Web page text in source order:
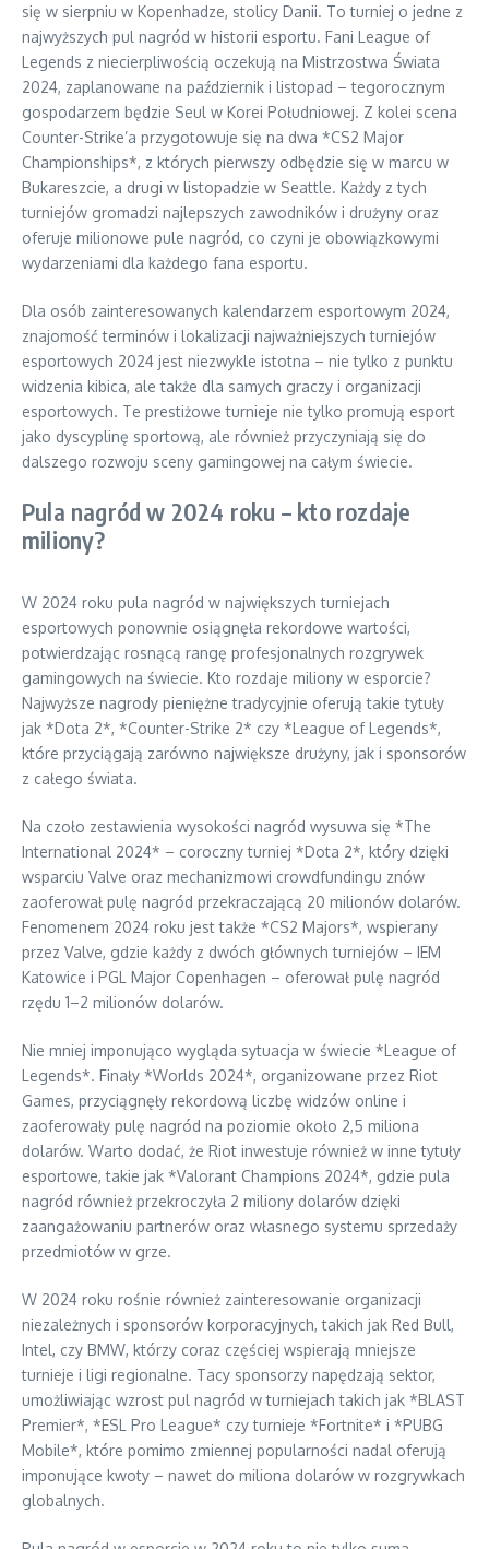
się w sierpniu w Kopenhadze, stolicy Danii. To turniej o jedne z
najwyższych pul nagród w historii esportu. Fani League of
Legends z niecierpliwością oczekują na Mistrzostwa Świata
2024, zaplanowane na październik i listopad – tegorocznym
gospodarzem będzie Seul w Korei Południowej. Z kolei scena
Counter-Strike’a przygotowuje się na dwa *CS2 Major
Championships*, z których pierwszy odbędzie się w marcu w
Bukareszcie, a drugi w listopadzie w Seattle. Każdy z tych
turniejów gromadzi najlepszych zawodników i drużyny oraz
oferuje milionowe pule nagród, co czyni je obowiązkowymi
wydarzeniami dla każdego fana esportu.
Dla osób zainteresowanych kalendarzem esportowym 2024,
znajomość terminów i lokalizacji najważniejszych turniejów
esportowych 2024 jest niezwykle istotna – nie tylko z punktu
widzenia kibica, ale także dla samych graczy i organizacji
esportowych. Te prestiżowe turnieje nie tylko promują esport
jako dyscyplinę sportową, ale również przyczyniają się do
dalszego rozwoju sceny gamingowej na całym świecie.
Pula nagród w 2024 roku – kto rozdaje
miliony?
W 2024 roku pula nagród w największych turniejach
esportowych ponownie osiągnęła rekordowe wartości,
potwierdzając rosnącą rangę profesjonalnych rozgrywek
gamingowych na świecie. Kto rozdaje miliony w esporcie?
Najwyższe nagrody pieniężne tradycyjnie oferują takie tytuły
jak *Dota 2*, *Counter-Strike 2* czy *League of Legends*,
które przyciągają zarówno największe drużyny, jak i sponsorów
z całego świata.
Na czoło zestawienia wysokości nagród wysuwa się *The
International 2024* – coroczny turniej *Dota 2*, który dzięki
wsparciu Valve oraz mechanizmowi crowdfundingu znów
zaoferował pulę nagród przekraczającą 20 milionów dolarów.
Fenomenem 2024 roku jest także *CS2 Majors*, wspierany
przez Valve, gdzie każdy z dwóch głównych turniejów – IEM
Katowice i PGL Major Copenhagen – oferował pulę nagród
rzędu 1–2 milionów dolarów.
Nie mniej imponująco wygląda sytuacja w świecie *League of
Legends*. Finały *Worlds 2024*, organizowane przez Riot
Games, przyciągnęły rekordową liczbę widzów online i
zaoferowały pulę nagród na poziomie około 2,5 miliona
dolarów. Warto dodać, że Riot inwestuje również w inne tytuły
esportowe, takie jak *Valorant Champions 2024*, gdzie pula
nagród również przekroczyła 2 miliony dolarów dzięki
zaangażowaniu partnerów oraz własnego systemu sprzedaży
przedmiotów w grze.
W 2024 roku rośnie również zainteresowanie organizacji
niezależnych i sponsorów korporacyjnych, takich jak Red Bull,
Intel, czy BMW, którzy coraz częściej wspierają mniejsze
turnieje i ligi regionalne. Tacy sponsorzy napędzają sektor,
umożliwiając wzrost pul nagród w turniejach takich jak *BLAST
Premier*, *ESL Pro League* czy turnieje *Fortnite* i *PUBG
Mobile*, które pomimo zmiennej popularności nadal oferują
imponujące kwoty – nawet do miliona dolarów w rozgrywkach
globalnych.